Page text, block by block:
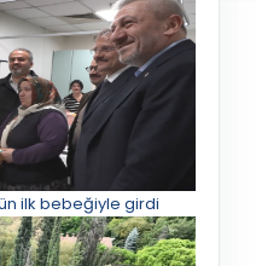
ilk bebeğiyle girdi